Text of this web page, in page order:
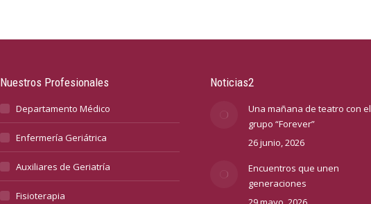
Nuestros Profesionales
Departamento Médico
Enfermería Geriátrica
Auxiliares de Geriatría
Fisioterapia
Noticias2
Una mañana de teatro con el
grupo “Forever”
26 junio, 2026
Encuentros que unen
generaciones